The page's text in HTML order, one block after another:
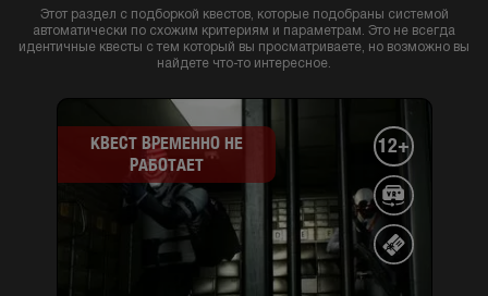
Этот раздел с подборкой квестов, которые подобраны системой
автоматически по схожим критериям и параметрам. Это не всегда
идентичные квесты с тем который вы просматриваете, но возможно вы
найдете что-то интересное.
КВЕСТ ВРЕМЕННО НЕ
РАБОТАЕТ
12+